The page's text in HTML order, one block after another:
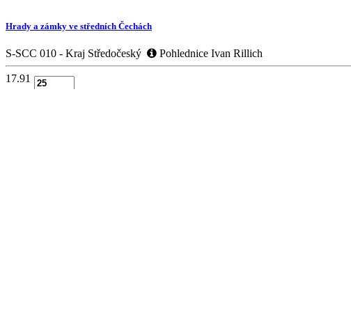
Hrady a zámky ve středních Čechách
S-SCC 010 - Kraj Středočeský Pohlednice Ivan Rillich
17.91